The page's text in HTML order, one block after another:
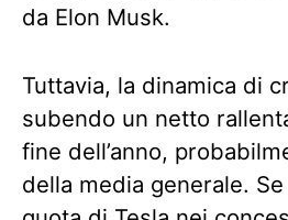
da Elon Musk.
Tuttavia, la dinamica di
subendo un netto
fine dell’anno,
della media generale.